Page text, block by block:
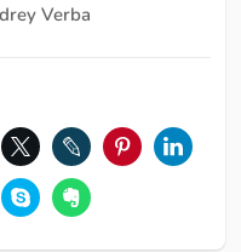
Verba